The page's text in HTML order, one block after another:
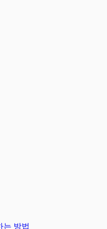
는 방법